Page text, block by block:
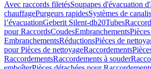
Avec raccords filetésSoupapes d'évacuation
chauffagePurgeurs rapidesSystèmes de
l’évacuationGeberit Silent-db20Tubes
pour RaccordsCoudesEmbranchements
EmbranchementsRéductionsPièces de
pour Pièces de nettoyageRaccordements
RaccordementsRaccordements à souder